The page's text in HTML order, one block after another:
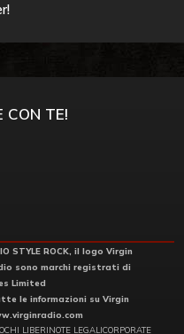
CON TE!
STYLE ROCK, il logo Virgin
sono marchi registrati di
Limited
le informazioni su Virgin
LIBERINOTE LEGALICORPORATE